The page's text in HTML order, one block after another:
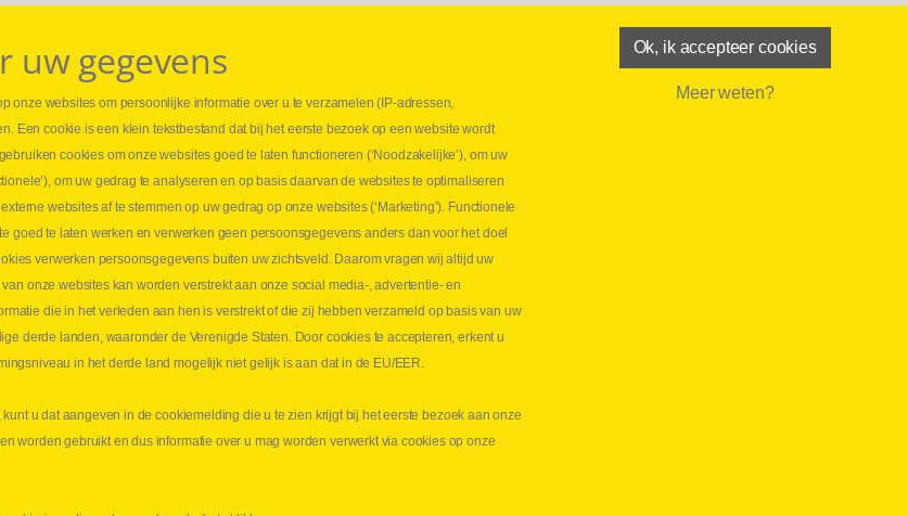
⏳ Laatste maand Webtec-promotie!
⏳ Laatste kans voor onze promo
snelkoppelingen!
1 juni 2026
Lees meer NL
uw gegevens
onze websites om persoonlijke informatie over u te verzamelen (IP-adressen,
Een cookie is een klein tekstbestand dat bij het eerste bezoek op een website wordt
cookies om onze websites goed te laten functioneren (‘Noodzakelijke’), om uw
om uw gedrag te analyseren en op basis daarvan de websites te optimaliseren
websites af te stemmen op uw gedrag op onze websites (‘Marketing’). Functionele
te laten werken en verwerken geen persoonsgegevens anders dan voor het doel
verwerken persoonsgegevens buiten uw zichtsveld. Daarom vragen wij altijd uw
onze websites kan worden verstrekt aan onze social media-, advertentie- en
die in het verleden aan hen is verstrekt of die zij hebben verzameld op basis van uw
derde landen, waaronder de Verenigde Staten. Door cookies te accepteren, erkent u
in het derde land mogelijk niet gelijk is aan dat in de EU/EER.
u dat aangeven in de cookiemelding die u te zien krijgt bij het eerste bezoek aan onze
worden gebruikt en dus informatie over u mag worden verwerkt via cookies op onze
Ok, ik accepteer cookies
Meer weten?